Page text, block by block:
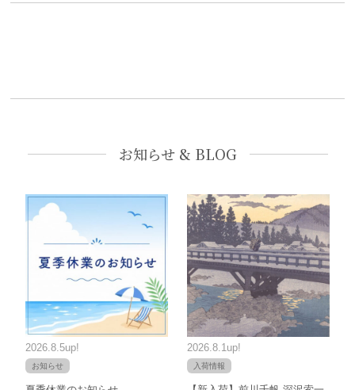
お知らせ & BLOG
2026.8.5up!
お知らせ
2026.8.1up!
入荷情報